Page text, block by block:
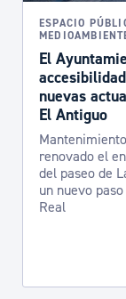
ESPACIO
El
nuevas
El Antiguo
renovado el
del paseo de
un nuevo
Real